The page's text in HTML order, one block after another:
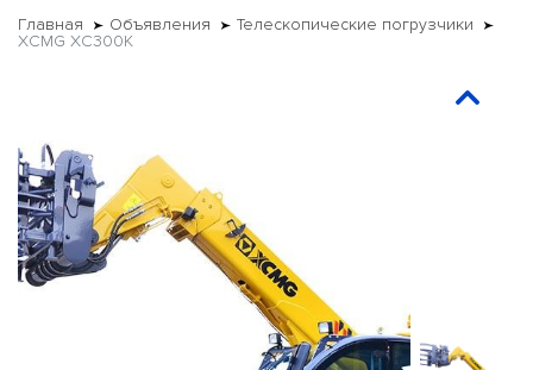
Главная Объявления
Телескопические погрузчики
XCMG XC300K